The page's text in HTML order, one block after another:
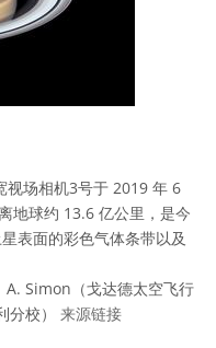
视场相机3号于 2019 年 6
地球约 13.6 亿公里，是今
表面的彩色气体条带以及
A. Simon（戈达德太空飞行
分校） 来源链接